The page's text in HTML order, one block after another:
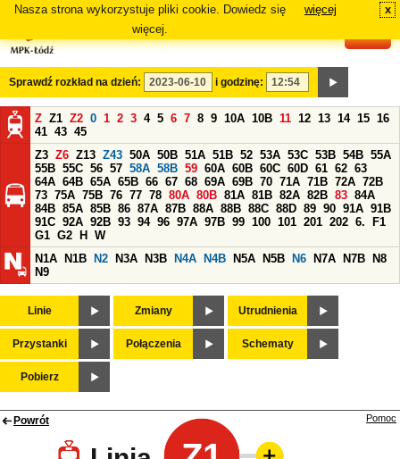
Nasza strona wykorzystuje pliki cookie. Dowiedz się
więcej.
więcej x
Sprawdź rozkład na dzień: i godzinę:
Z Z1 Z2 0 1 2 3 4 5 6 7 8 9 10A 10B 11 12 13 14 15 16
41 43 45
Z3 Z6 Z13 Z43 50A 50B 51A 51B 52 53A 53C 53B 54B 55A
55B 55C 56 57 58A 58B 59 60A 60B 60C 60D 61 62 63
64A 64B 65A 65B 66 67 68 69A 69B 70 71A 71B 72A 72B
73 75A 75B 76 77 78 80A 80B 81A 81B 82A 82B 83 84A
84B 85A 85B 86 87A 87B 88A 88B 88C 88D 89 90 91A 91B
91C 92A 92B 93 94 96 97A 97B 99 100 101 201 202 6.
F1
G1 G2 H
W
N1A
N1B N2 N3A N3B N4A N4B N5A N5B N6 N7A N7B
N8
N9
Linie Zmiany Utrudnienia
Przystanki Połączenia Schematy
Pobierz
Powrót Pomoc